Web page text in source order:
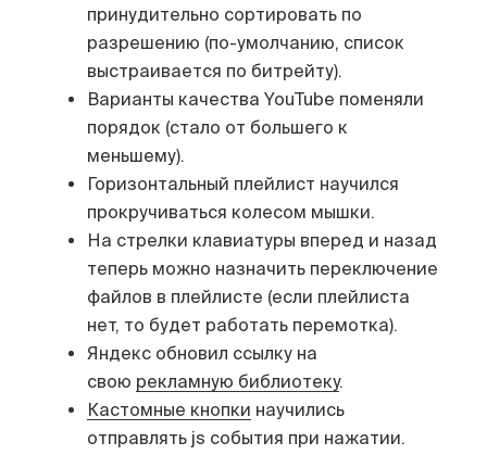
принудительно сортировать по
разрешению (по-умолчанию, список
выстраивается по битрейту).
Варианты качества YouTube поменяли
порядок (стало от большего к
меньшему).
Горизонтальный плейлист научился
прокручиваться колесом мышки.
На стрелки клавиатуры вперед и назад
теперь можно назначить переключение
файлов в плейлисте (если плейлиста
нет, то будет работать перемотка).
Яндекс обновил ссылку на
свою рекламную библиотеку.
Кастомные кнопки научились
отправлять js события при нажатии.